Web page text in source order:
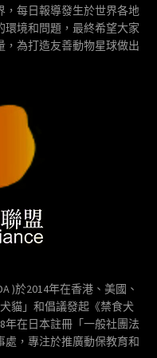
，每日報導發生於世界各地
環境和問題，最終希望大家
，為打造友善動物星球做出
)於2014年在香港、美國、
貓」和倡議發起《禁食犬
年在日本註冊「一般社團法
處，專注於推廣動保教育和